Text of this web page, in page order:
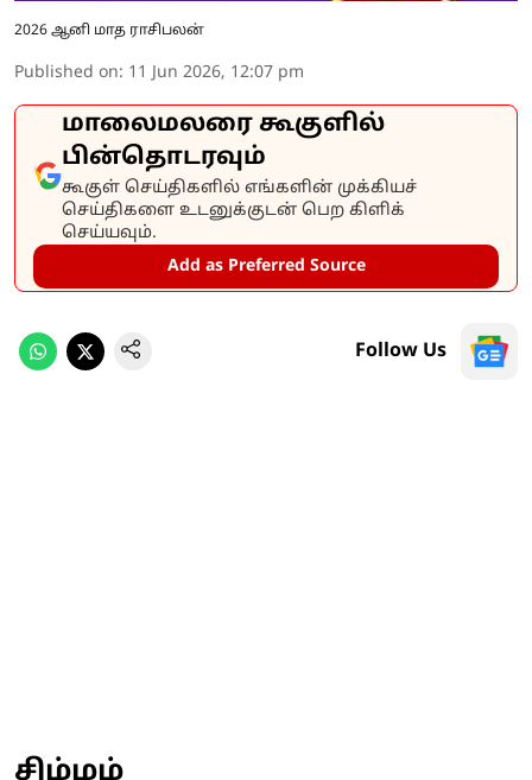
2026 ஆனி மாத ராசிபலன்
Published on: 11 Jun 2026, 12:07 pm
மாலைமலரை கூகுளில்
பின்தொடரவும்
கூகுள் செய்திகளில் எங்களின் முக்கியச்
செய்திகளை உடனுக்குடன் பெற கிளிக்
செய்யவும்.
Add as Preferred Source
Follow Us
சிம்மம்